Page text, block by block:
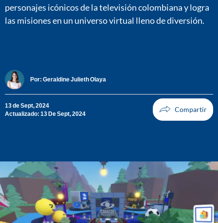
personajes icónicos de la televisión colombiana y logra
las misiones en un universo virtual lleno de diversión.
Por: Geraldine Julieth Olaya
13 de Sept, 2024
Actualizado: 13 De Sept, 2024